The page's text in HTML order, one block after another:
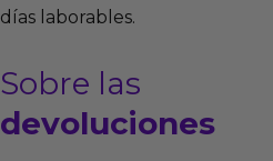
días laborables.
Sobre las
devoluciones